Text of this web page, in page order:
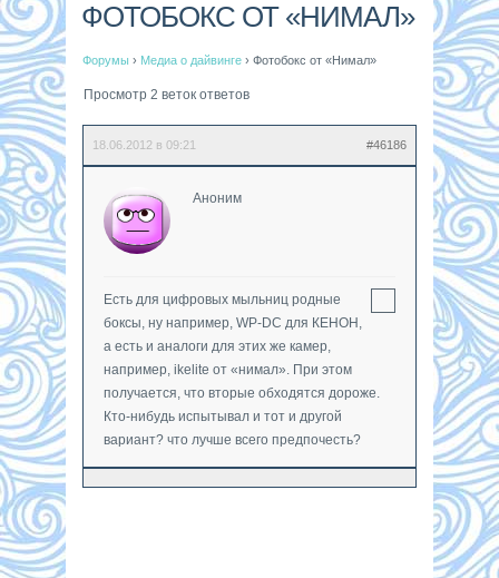
ФОТОБОКС ОТ «НИМАЛ»
Форумы › Медиа о дайвинге › Фотобокс от «Нимал»
Просмотр 2 веток ответов
18.06.2012 в 09:21 #46186
Аноним
Есть для цифровых мыльниц родные
боксы, ну например, WP-DC для КЕНОН,
а есть и аналоги для этих же камер,
например, ikelite от «нимал». При этом
получается, что вторые обходятся дороже.
Кто-нибудь испытывал и тот и другой
вариант? что лучше всего предпочесть?